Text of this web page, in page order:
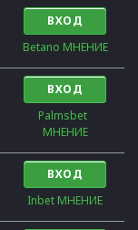
ВХОД
Betano МНЕНИЕ
ВХОД
Palmsbet
МНЕНИЕ
ВХОД
Inbet МНЕНИЕ